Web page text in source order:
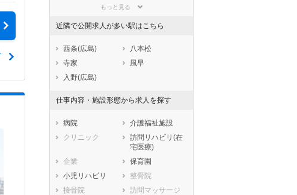
奈良県
香川県
愛媛県
福岡県
佐賀県
熊本県
広島市安佐南区
広島市安佐北区
呉市
竹原市
三原市
尾道市
福山市
大竹市
東広島市
廿日市市
安芸高田市
江田島市
安芸郡府中町
安芸郡熊野町
安芸郡坂町
山県郡安芸太田
町
山県郡北広島町
豊田郡大崎上島
もっと見る
近隣で公開求人が多い駅はこちら
西条(広島)
八本松
寺家
風早
入野(広島)
仕事内容・施設形態から求人を探す
病院
介護福祉施設
クリニック
訪問リハビリ(在
宅医療)
企業
保育園
小児リハビリ
整骨院
接骨院
訪問マッサージ